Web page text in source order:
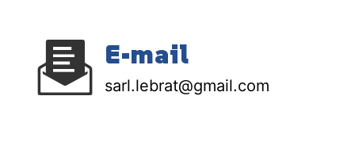
E-mail
sarl.lebrat@gmail.com